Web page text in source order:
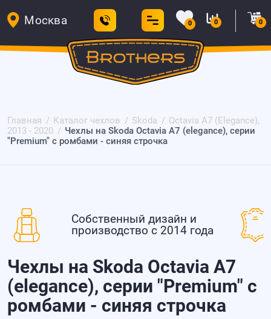
Москва 0 0 0
Главная Каталог чехлов Skoda
Octavia A7 (Elegance),
2013 - 2020
Чехлы на Skoda Octavia A7 (elegance), серии
"Premium" с ромбами - синяя строчка
Собственный дизайн и
производство с 2014 года
Чехлы на Skoda Octavia A7
(elegance), серии "Premium" с
ромбами - синяя строчка